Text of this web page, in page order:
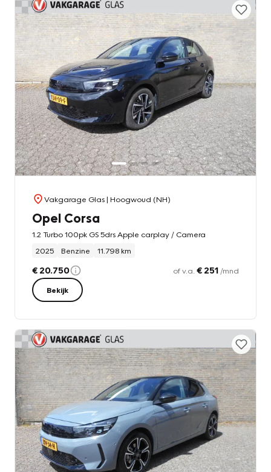
Vakgarage Glas| Hoogwoud (NH)
Opel Corsa
1.2 Turbo 100pk GS 5drs Apple carplay / Camera
2025
Benzine 11.798 km
€ 20.750 of v.a. € 251 /mnd
Bekijk